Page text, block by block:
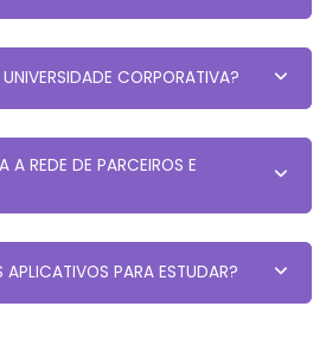
CORPORATIVA?
REDE DE PARCEIROS E
PARA ESTUDAR?